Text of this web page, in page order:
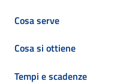
Cosa serve
Cosa si ottiene
Tempi e scadenze